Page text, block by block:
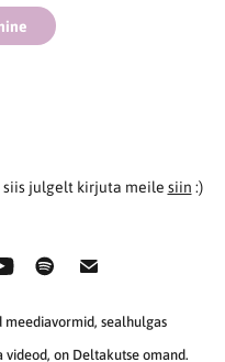
siis julgelt kirjuta meile siin :)
meediavormid, sealhulgas
on Deltakutse omand.